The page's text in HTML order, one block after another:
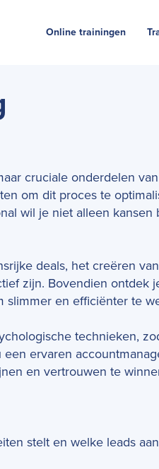
Online trainingen
cruciale onderdelen
om dit proces te
wil je niet alleen kansen
deals, het creëren
zijn. Bovendien ontdek
slimmer en efficiënter te
technieken,
ervaren
en vertrouwen te
stelt en welke leads